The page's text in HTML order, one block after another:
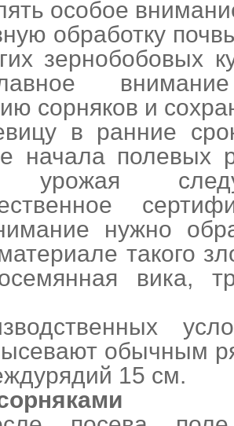
особое
обработку
зернобобовых
сорняков и
в ранние
начала полевых
урожая
нужно
такого
вика,
обычным
15 см.